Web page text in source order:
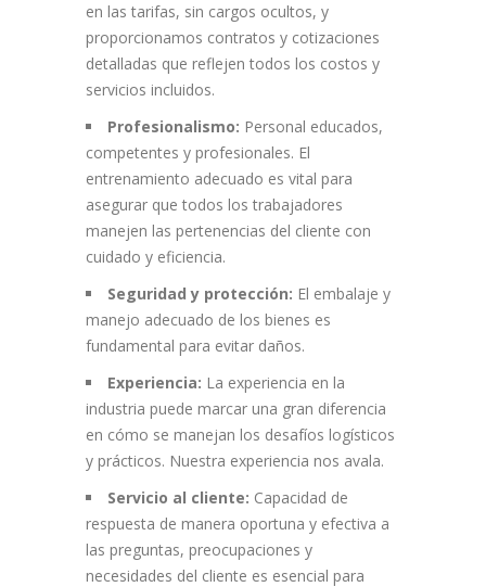
en las tarifas, sin cargos ocultos, y
proporcionamos contratos y cotizaciones
detalladas que reflejen todos los costos y
servicios incluidos.
Profesionalismo: Personal educados,
competentes y profesionales. El
entrenamiento adecuado es vital para
asegurar que todos los trabajadores
manejen las pertenencias del cliente con
cuidado y eficiencia.
Seguridad y protección: El embalaje y
manejo adecuado de los bienes es
fundamental para evitar daños.
Experiencia: La experiencia en la
industria puede marcar una gran diferencia
en cómo se manejan los desafíos logísticos
y prácticos. Nuestra experiencia nos avala.
Servicio al cliente: Capacidad de
respuesta de manera oportuna y efectiva a
las preguntas, preocupaciones y
necesidades del cliente es esencial para